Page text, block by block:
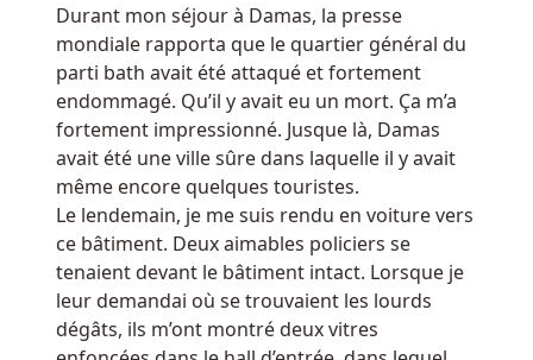
participation
majoritaire
l'entreprise.
Meilleures
Machines
Belgique
Durant mon séjour à Damas, la presse
mondiale rapporta que le quartier général du
parti bath avait été attaqué et fortement
endommagé. Qu’il y avait eu un mort. Ça m’a
fortement impressionné. Jusque là, Damas
avait été une ville sûre dans laquelle il y avait
même encore quelques touristes.
Le lendemain, je me suis rendu en voiture vers
ce bâtiment. Deux aimables policiers se
tenaient devant le bâtiment intact. Lorsque je
leur demandai où se trouvaient les lourds
dégâts, ils m’ont montré deux vitres